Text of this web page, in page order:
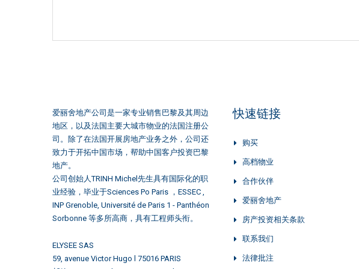
爱丽舍地产公司是一家专业销售巴黎及其周边
地区，以及法国主要大城市物业的法国注册公
司。除了在法国开展房地产业务之外，公司还
致力于开拓中国市场，帮助中国客户投资巴黎
地产。
公司创始人TRINH Michel先生具有国际化的职
业经验，毕业于Sciences Po Paris ，ESSEC ,
INP Grenoble, Université de Paris 1 - Panthéon
Sorbonne 等多所高商，具有工程师头衔。
ELYSEE SAS
59, avenue Victor Hugo l 75016 PARIS
快速链接
购买
高档物业
合作伙伴
爱丽舍地产
房产投资相关条款
联系我们
法律批注